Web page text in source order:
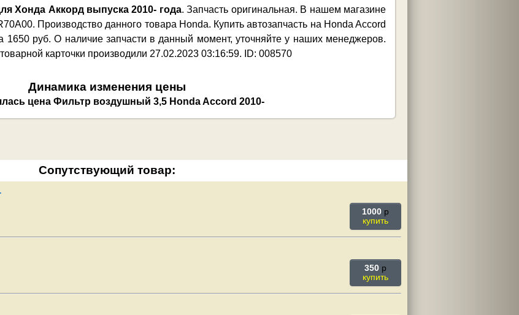
Хонда Аккорд выпуска 2010- года. Запчасть оригинальная. В нашем магазине
Производство данного товара Honda. Купить автозапчасть на Honda Accord
1650 руб. О наличие запчасти в данный момент, уточняйте у наших менеджеров.
карточки производили 27.02.2023 03:16:59. ID: 008570
Динамика изменения цены
Сопутствующий товар:
1000 p
купить
350 p
купить